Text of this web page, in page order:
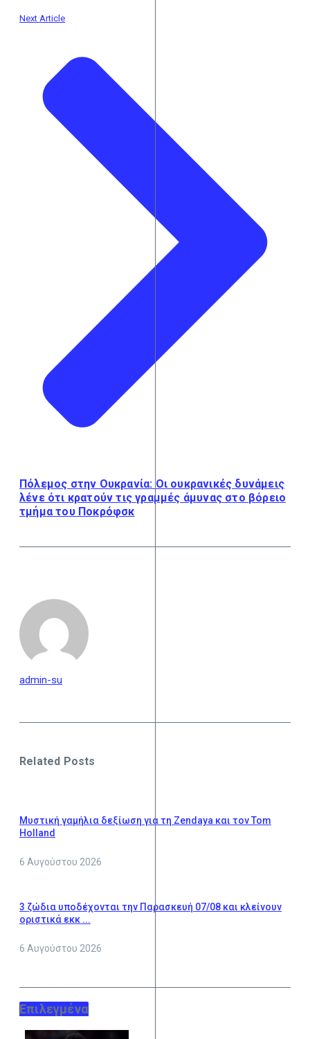
Next Article
Πόλεμος στην Ουκρανία: Οι ουκρανικές δυνάμεις
λένε ότι κρατούν τις γραμμές άμυνας στο βόρειο
τμήμα του Ποκρόφσκ
admin-su
Related Posts
Μυστική γαμήλια δεξίωση για τη Zendaya και τον Tom
Holland
6 Αυγούστου 2026
3 ζώδια υποδέχονται την Παρασκευή 07/08 και κλείνουν
οριστικά εκκ ...
6 Αυγούστου 2026
Επιλεγμένα